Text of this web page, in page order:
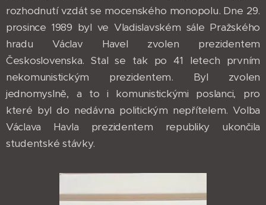
rozhodnutí vzdát se mocenského monopolu. Dne 29.
prosince 1989 byl ve Vladislavském sále Pražského
hradu Václav Havel zvolen prezidentem
Československa. Stal se tak po 41 letech prvním
nekomunistickým prezidentem. Byl zvolen
jednomyslně, a to i komunistickými poslanci, pro
které byl do nedávna politickým nepřítelem. Volba
Václava Havla prezidentem republiky ukončila
studentské stávky.